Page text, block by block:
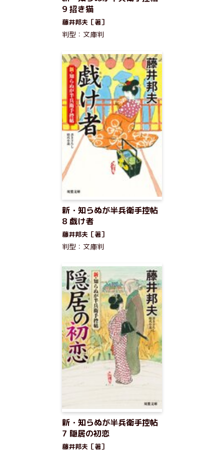
9 招き猫
藤井邦夫［著］
判型：文庫判
新・知らぬが半兵衛手控帖
8 戯け者
藤井邦夫［著］
判型：文庫判
新・知らぬが半兵衛手控帖
7 隠居の初恋
藤井邦夫［著］